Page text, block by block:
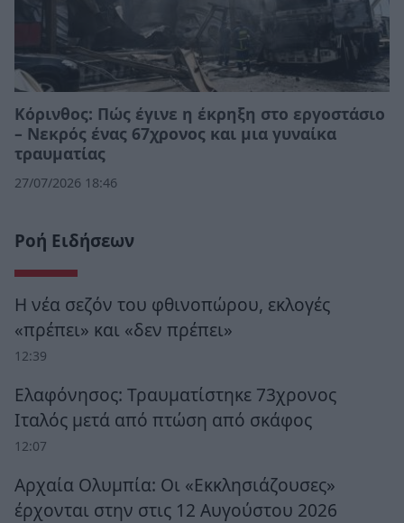
Κόρινθος: Πώς έγινε η έκρηξη στο εργοστάσιο
– Νεκρός ένας 67χρονος και μια γυναίκα
τραυματίας
27/07/2026 18:46
Ροή Ειδήσεων
Η νέα σεζόν του φθινοπώρου, εκλογές
«πρέπει» και «δεν πρέπει»
12:39
Ελαφόνησος: Τραυματίστηκε 73χρονος
Ιταλός μετά από πτώση από σκάφος
12:07
Αρχαία Ολυμπία: Οι «Εκκλησιάζουσες»
έρχονται στην στις 12 Αυγούστου 2026